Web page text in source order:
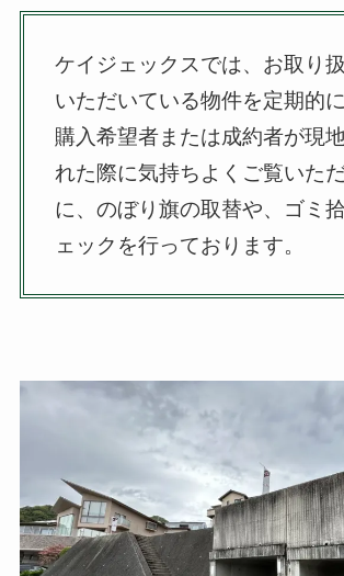
ケイジェックスでは、お取り
いただいている物件を定期的に
購入希望者または成約者が現
れた際に気持ちよくご覧いた
に、のぼり旗の取替や、ゴミ
ェックを行っております。